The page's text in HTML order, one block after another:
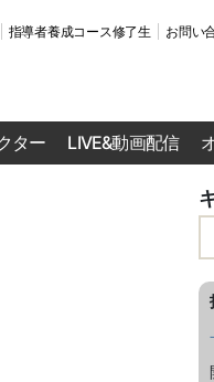
指導者養成コース修了生 お問い
ター LIVE&動画配信